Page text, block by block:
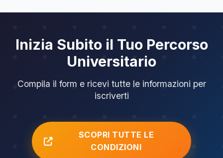
Inizia Subito il Tuo Percorso
Universitario
Compila il form e ricevi tutte le informazioni per
iscriverti
SCOPRI TUTTE LE
CONDIZIONI